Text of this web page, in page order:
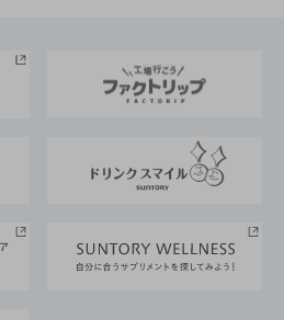
大阪
ステナビリティ経営